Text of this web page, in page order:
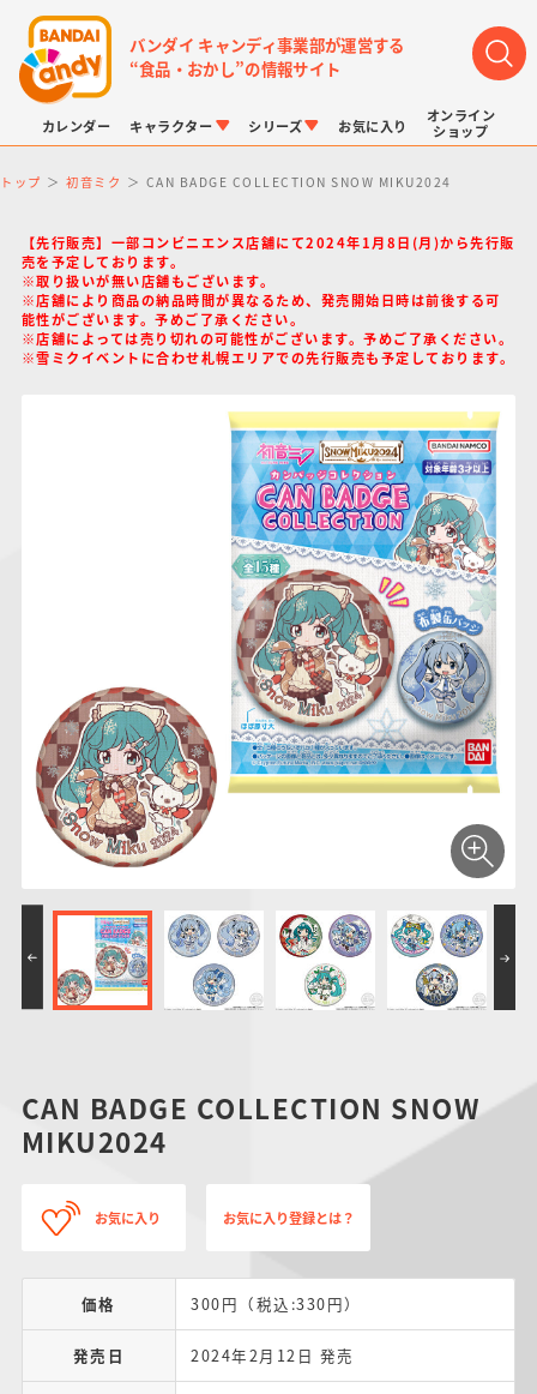
バンダイ キャンディ事業部が運営する
“食品・おかし”の情報サイト
カレンダー キャラクター
LINK TRAVELERS
PROJECT R.E.D.・
スーパー戦隊シリー
ズ
プリキュアシリーズ
ガンダムシリーズ
ポケットモンスター
アンパンマン
サンリオキャラクタ
たまご
シリーズ
チョコボックス
つりグミ
チョコサプ
にふぉるめーしょん
＆スクエアシール
SMPシリーズ
ポケモンスケールワ
ールド
キャラデコ
お気に入り
オンライン
ショップ
トップ 初音ミク CAN BADGE COLLECTION SNOW MIKU2024
【先行販売】一部コンビニエンス店舗にて2024年1月8日(月)から先行販
売を予定しております。
※取り扱いが無い店舗もございます。
※店舗により商品の納品時間が異なるため、発売開始日時は前後する可
能性がございます。予めご了承ください。
※店舗によっては売り切れの可能性がございます。予めご了承ください。
※雪ミクイベントに合わせ札幌エリアでの先行販売も予定しております。
CAN BADGE COLLECTION SNOW
MIKU2024
お気に入り お気に入り登録とは？
価格 300円（税込:330円）
発売日 2024年2月12日 発売